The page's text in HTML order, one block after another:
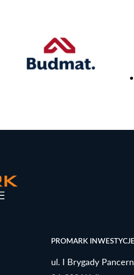
PROMARK
ul. I Brygady